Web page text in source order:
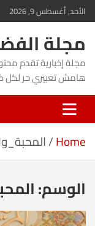
Skip
to
content
الأحد, أغسطس 9, 2026
مجلة
مجلة إخبارية تقدم
هامش تعبيري حر لكل
Home
الوسم: